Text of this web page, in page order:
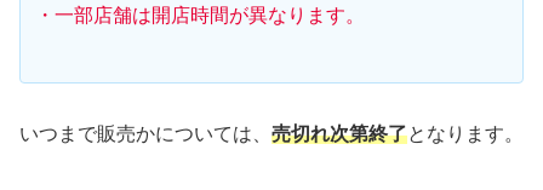
・一部店舗は開店時間が異なります。
いつまで販売かについては、 売切れ次第終了となります。